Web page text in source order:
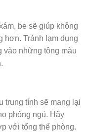
be sẽ giúp không
hơn. Tránh lạm dụng
vào những tông màu
trung tính sẽ mang lại
phòng ngủ. Hãy
với tổng thể phòng.